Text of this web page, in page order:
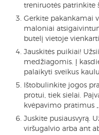
treniruotės patrinkite
Gerkite pakankamai
maloniai
butelį vietoje
Jauskitės puikiai!
medžiagomis. Į
palaikyti sveikus
Ištobulinkite jogos
protui, tiek sielai.
kvėpavimo pratimus
Juskite pusiausvyrą.
viršugalvio arba ant